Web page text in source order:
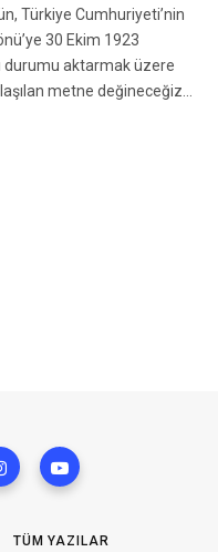
Türkiye Cumhuriyeti’nin
30 Ekim 1923
aktarmak üzere
metne değineceğiz…
TÜM YAZILAR